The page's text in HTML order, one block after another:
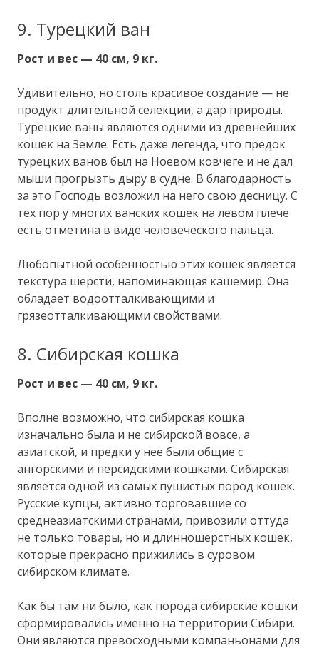
9. Турецкий ван
Рост и вес — 40 см, 9 кг.
Удивительно, но столь красивое создание — не
продукт длительной селекции, а дар природы.
Турецкие ваны являются одними из древнейших
кошек на Земле. Есть даже легенда, что предок
турецких ванов был на Ноевом ковчеге и не дал
мыши прогрызть дыру в судне. В благодарность
за это Господь возложил на него свою десницу. С
тех пор у многих ванских кошек на левом плече
есть отметина в виде человеческого пальца.
Любопытной особенностью этих кошек является
текстура шерсти, напоминающая кашемир. Она
обладает водоотталкивающими и
грязеотталкивающими свойствами.
8. Сибирская кошка
Рост и вес — 40 см, 9 кг.
Вполне возможно, что сибирская кошка
изначально была и не сибирской вовсе, а
азиатской, и предки у нее были общие с
ангорскими и персидскими кошками. Сибирская
является одной из самых пушистых пород кошек.
Русские купцы, активно торговавшие со
среднеазиатскими странами, привозили оттуда
не только товары, но и длинношерстных кошек,
которые прекрасно прижились в суровом
сибирском климате.
Как бы там ни было, как порода сибирские кошки
сформировались именно на территории Сибири.
Они являются превосходными компаньонами для